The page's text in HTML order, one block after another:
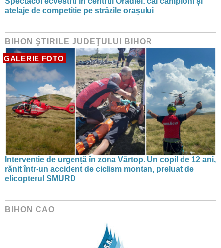
atelaje de competiție pe străzile orașului
BIHON ŞTIRILE JUDEŢULUI BIHOR
GALERIE FOTO
Intervenție de urgență în zona Vârtop. Un copil de 12 ani,
rănit într-un accident de ciclism montan, preluat de
elicopterul SMURD
BIHON CAO